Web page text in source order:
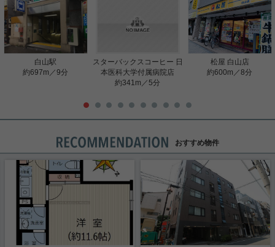
白山駅
約697m／9分
スターバックスコーヒー 日
本医科大学付属病院店
約341m／5分
松屋 白山店
約600m／8分
おすすめ物件